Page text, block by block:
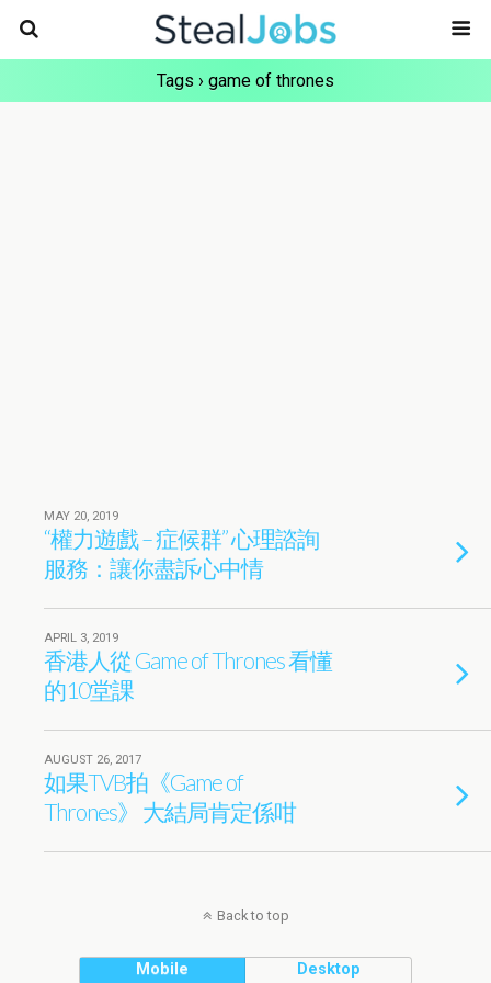
Tags › game of thrones
MAY 20, 2019
“權力遊戲 – 症候群” 心理諮詢
服務：讓你盡訴心中情
APRIL 3, 2019
香港人從 Game of Thrones 看懂
的10堂課
AUGUST 26, 2017
如果TVB拍《Game of
Thrones》 大結局肯定係咁
Back to top
Mobile Desktop